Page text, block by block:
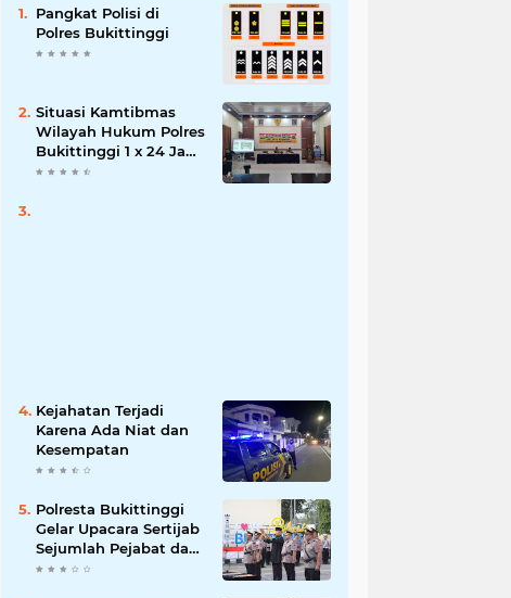
Pangkat Polisi di
Polres Bukittinggi
Situasi Kamtibmas
Wilayah Hukum Polres
Bukittinggi 1 x 24 Jam
Senin 27 Juni 2022
Kejahatan Terjadi
Karena Ada Niat dan
Kesempatan
Polresta Bukittinggi
Gelar Upacara Sertijab
Sejumlah Pejabat dan
laporan Kenaikan